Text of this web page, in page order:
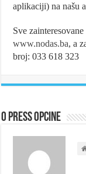
aplikaciji) na našu
Sve
www.nodas.ba, a
broj: 033 618 323
O Press Opcine